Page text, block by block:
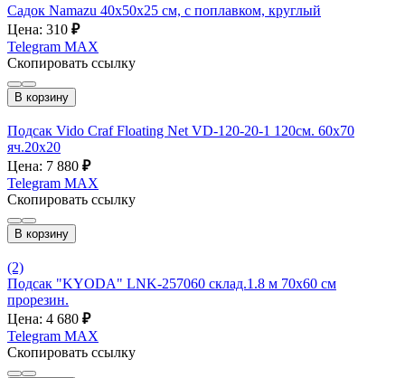
Садок Namazu 40х50х25 см, с поплавком, круглый
Цена: 310 ₽
Telegram MAX
Скопировать ссылку
В корзину
Подсак Vido Craf Floating Net VD-120-20-1 120см. 60х70
яч.20х20
Цена: 7 880 ₽
Telegram MAX
Скопировать ссылку
В корзину
(2)
Подсак "KYODA" LNK-257060 склад.1.8 м 70х60 см
прорезин.
Цена: 4 680 ₽
Telegram MAX
Скопировать ссылку